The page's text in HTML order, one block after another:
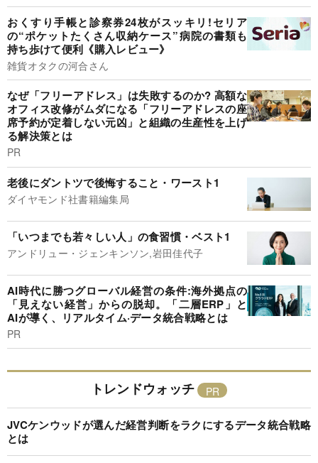
おくすり手帳と診察券24枚がスッキリ!セリア
の“ポケットたくさん収納ケース”病院の書類も
持ち歩けて便利《購入レビュー》
雑貨オタクの河合さん
なぜ「フリーアドレス」は失敗するのか? 高額な
オフィス改修がムダになる「フリーアドレスの座
席予約が定着しない元凶」と組織の生産性を上げ
る解決策とは
PR
老後にダントツで後悔すること・ワースト1
ダイヤモンド社書籍編集局
「いつまでも若々しい人」の食習慣・ベスト1
アンドリュー・ジェンキンソン,岩田佳代子
AI時代に勝つグローバル経営の条件:海外拠点の
「見えない経営」からの脱却。「二層ERP」と
AIが導く、リアルタイム·データ統合戦略とは
PR
トレンドウォッチ
JVCケンウッドが選んだ経営判断をラクにするデータ統合戦略
とは